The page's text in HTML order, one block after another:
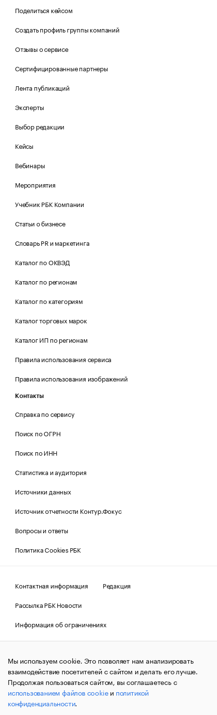
Поделиться кейсом
Создать профиль группы компаний
Отзывы о сервисе
Сертифицированные партнеры
Лента публикаций
Эксперты
Выбор редакции
Кейсы
Вебинары
Мероприятия
Учебник РБК Компании
Статьи о бизнесе
Словарь PR и маркетинга
Каталог по ОКВЭД
Каталог по регионам
Каталог по категориям
Каталог торговых марок
Каталог ИП по регионам
Правила использования сервиса
Правила использования изображений
Контакты
Справка по сервису
Поиск по ОГРН
Поиск по ИНН
Статистика и аудитория
Источники данных
Источник отчетности Контур.Фокус
Вопросы и ответы
Политика Cookies РБК
Контактная информация
Редакция
Рассылка РБК Новости
Информация об ограничениях
Правовая информация
О соблюдении авторских прав
© АО «РОСБИЗНЕСКОНСАЛТИНГ»,1995–2026.Сообщения
и материалы информационного агентства «РБК»
(зарегистрировано Федеральной службой по надзору в сфере
связи, информационных технологий и массовых
коммуникаций (Роскомнадзор) 09.12.2015 за номером ИА
№ФС77-63848) сопровождаются пометкой «РБК». Отдельные
публикации могут содержать информацию,
Мы используем cookie. Это позволяет нам анализировать
взаимодействие посетителей с сайтом и делать его лучше.
Продолжая пользоваться сайтом, вы соглашаетесь с
использованием файлов cookieи политикой
конфиденциальности.